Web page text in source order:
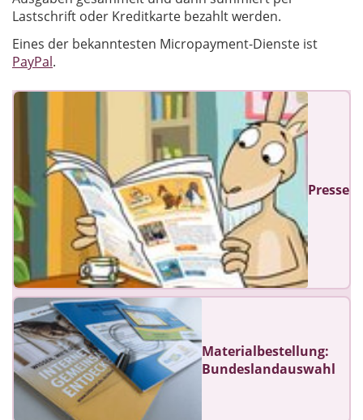
Lastschrift oder Kreditkarte bezahlt werden.
Eines der bekanntesten Micropayment-Dienste ist
PayPal.
Presse
Materialbestellung:
Bundeslandauswahl